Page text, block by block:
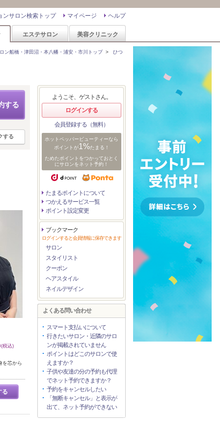
ヘルプ
マイページ
ンサロン検索トップ
エステサロン 美容クリニック
ン船橋・津田沼・本八幡・浦安・市川トップ> ひつ
する
する
税込)
を芯から
る
ようこそ、ゲストさん。
ログインする
会員登録する（無料）
ホットペッパービューティーなら
ポイントが1%たまる！
ためたポイントをつかっておとく
にサロンをネット予約！
たまるポイントについて
つかえるサービス一覧
ポイント設定変更
ブックマーク
ログインすると会員情報に保存できます
サロン
スタイリスト
クーポン
ヘアスタイル
ネイルデザイン
よくある問い合わせ
スマート支払いについて
行きたいサロン・近隣のサロ
ンが掲載されていません
ポイントはどこのサロンで使
えますか？
子供や友達の分の予約も代理
でネット予約できますか？
予約をキャンセルしたい
「無断キャンセル」と表示が
出て、ネット予約ができない